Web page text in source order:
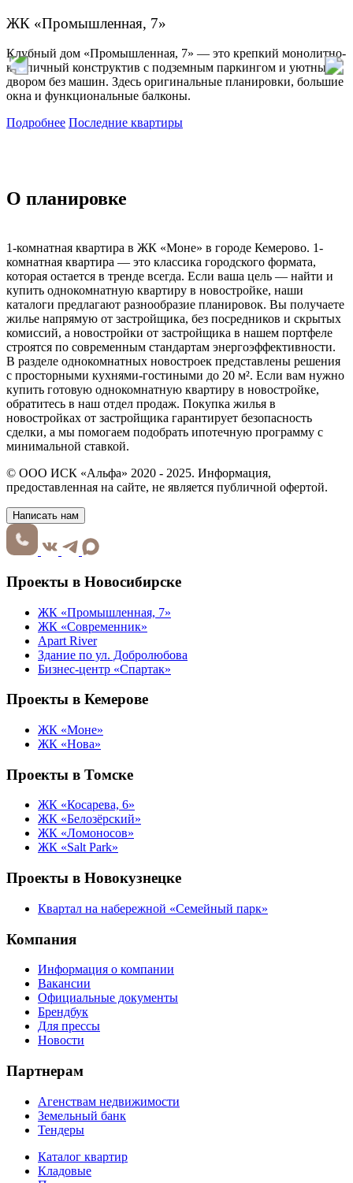
ЖК «Промышленная, 7»
Клубный дом «Промышленная, 7» — это крепкий монолитно-
кирпичный конструктив с подземным паркингом и уютным
двором без машин. Здесь оригинальные планировки, большие
окна и функциональные балконы.
Подробнее Последние квартиры
О планировке
1-комнатная квартира в ЖК «Моне» в городе Кемерово. 1-
комнатная квартира — это классика городского формата,
которая остается в тренде всегда. Если ваша цель — найти и
купить однокомнатную квартиру в новостройке, наши
каталоги предлагают разнообразие планировок. Вы получаете
жилье напрямую от застройщика, без посредников и скрытых
комиссий, а новостройки от застройщика в нашем портфеле
строятся по современным стандартам энергоэффективности.
В разделе однокомнатных новостроек представлены решения
с просторными кухнями-гостиными до 20 м². Если вам нужно
купить готовую однокомнатную квартиру в новостройке,
обратитесь в наш отдел продаж. Покупка жилья в
новостройках от застройщика гарантирует безопасность
сделки, а мы помогаем подобрать ипотечную программу с
минимальной ставкой.
© ООО ИСК «Альфа» 2020 - 2025. Информация,
предоставленная на сайте, не является публичной офертой.
Написать нам
Проекты в Новосибирске
ЖК «Промышленная, 7»
ЖК «Современник»
Apart River
Здание по ул. Добролюбова
Бизнес-центр «Спартак»
Проекты в Кемерове
ЖК «Моне»
ЖК «Нова»
Проекты в Томске
ЖК «Косарева, 6»
ЖК «Белозёрский»
ЖК «Ломоносов»
ЖК «Salt Park»
Проекты в Новокузнецке
Квартал на набережной «Семейный парк»
Компания
Информация о компании
Вакансии
Официальные документы
Брендбук
Для прессы
Новости
Партнерам
Агенствам недвижимости
Земельный банк
Тендеры
Каталог квартир
Кладовые